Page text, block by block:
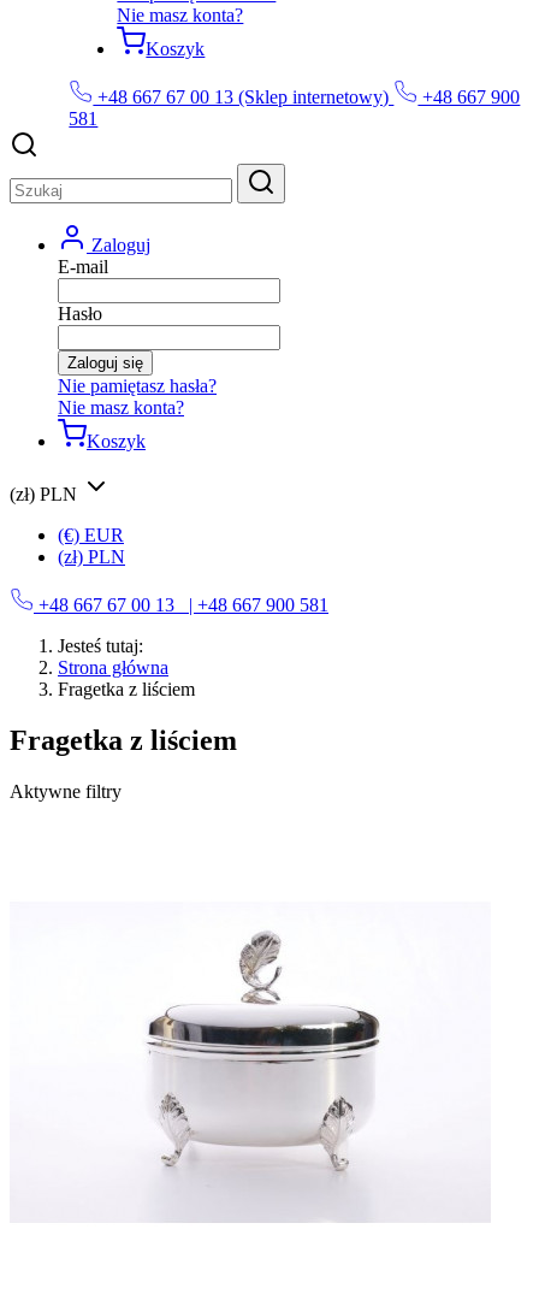
Nie masz konta?
Koszyk
+48 667 67 00 13 (Sklep internetowy)
+48 667 900
581
Zaloguj
E-mail
Hasło
Zaloguj się
Nie pamiętasz hasła?
Nie masz konta?
Koszyk
(zł) PLN
(€) EUR
(zł) PLN
+48 667 67 00 13
| +48 667 900 581
Jesteś tutaj:
Strona główna
Fragetka z liściem
Fragetka z liściem
Aktywne filtry